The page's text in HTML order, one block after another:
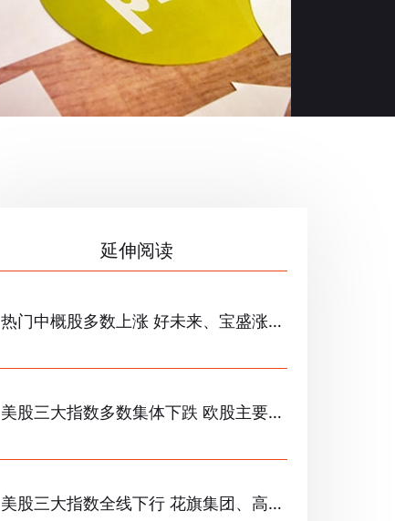
延伸阅读
热门中概股多数上涨 好未来、宝盛涨超
美股三大指数多数集体下跌 欧股主要指
美股三大指数全线下行 花旗集团、高